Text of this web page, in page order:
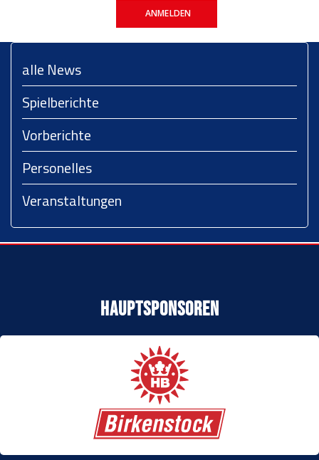
ANMELDEN
alle News
Spielberichte
Vorberichte
Personelles
Veranstaltungen
Hauptsponsoren